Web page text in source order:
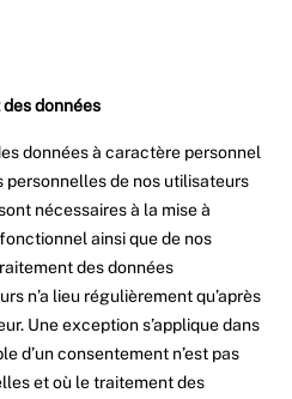
données
données à caractère personnel
personnelles de nos utilisateurs
nécessaires à la mise à
ainsi que de nos
des données
n’a lieu régulièrement qu’après
Une exception s’applique dans
d’un consentement n’est pas
et où le traitement des